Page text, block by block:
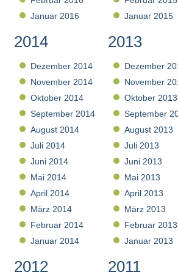
Januar 2016
Januar 2015
2014
Dezember 2014
November 2014
Oktober 2014
September 2014
August 2014
Juli 2014
Juni 2014
Mai 2014
April 2014
März 2014
Februar 2014
Januar 2014
2013
Dezember
November
Oktober 2013
September
August 2013
Juli 2013
Juni 2013
Mai 2013
April 2013
März 2013
Februar 2013
Januar 2013
2012 2011